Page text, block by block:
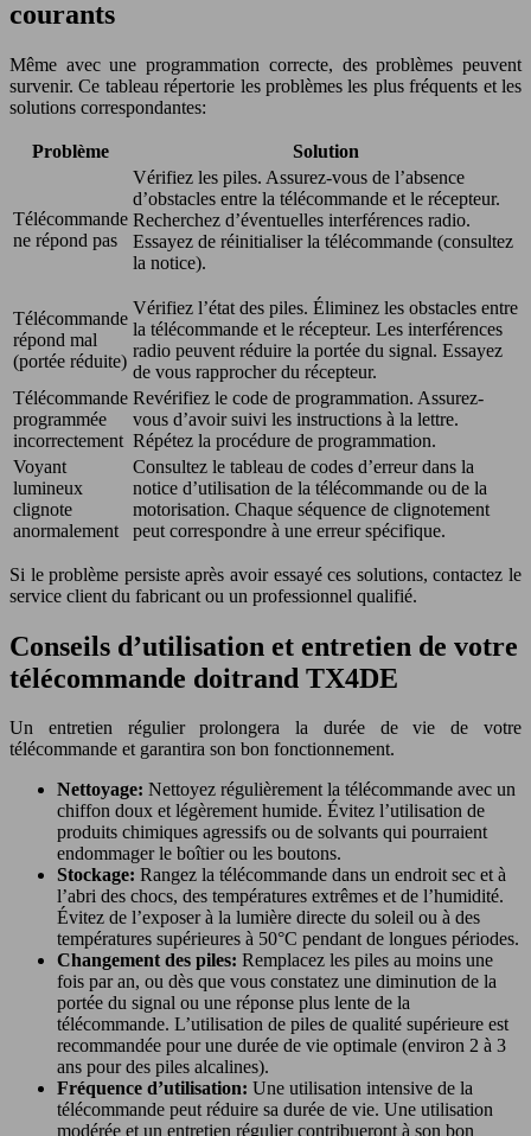
courants
Même avec une programmation correcte, des problèmes peuvent
survenir. Ce tableau répertorie les problèmes les plus fréquents et les
solutions correspondantes:
Problème Solution
Télécommande
ne répond pas
Vérifiez les piles. Assurez-vous de l’absence
d’obstacles entre la télécommande et le récepteur.
Recherchez d’éventuelles interférences radio.
Essayez de réinitialiser la télécommande (consultez
la notice).
Télécommande
répond mal
(portée réduite)
Vérifiez l’état des piles. Éliminez les obstacles entre
la télécommande et le récepteur. Les interférences
radio peuvent réduire la portée du signal. Essayez
de vous rapprocher du récepteur.
Télécommande
programmée
incorrectement
Revérifiez le code de programmation. Assurez-
vous d’avoir suivi les instructions à la lettre.
Répétez la procédure de programmation.
Voyant
lumineux
clignote
anormalement
Consultez le tableau de codes d’erreur dans la
notice d’utilisation de la télécommande ou de la
motorisation. Chaque séquence de clignotement
peut correspondre à une erreur spécifique.
Si le problème persiste après avoir essayé ces solutions, contactez le
service client du fabricant ou un professionnel qualifié.
Conseils d’utilisation et entretien de votre
télécommande doitrand TX4DE
Un entretien régulier prolongera la durée de vie de votre
télécommande et garantira son bon fonctionnement.
Nettoyage: Nettoyez régulièrement la télécommande avec un
chiffon doux et légèrement humide. Évitez l’utilisation de
produits chimiques agressifs ou de solvants qui pourraient
endommager le boîtier ou les boutons.
Stockage: Rangez la télécommande dans un endroit sec et à
l’abri des chocs, des températures extrêmes et de l’humidité.
Évitez de l’exposer à la lumière directe du soleil ou à des
températures supérieures à 50°C pendant de longues périodes.
Changement des piles: Remplacez les piles au moins une
fois par an, ou dès que vous constatez une diminution de la
portée du signal ou une réponse plus lente de la
télécommande. L’utilisation de piles de qualité supérieure est
recommandée pour une durée de vie optimale (environ 2 à 3
ans pour des piles alcalines).
Fréquence d’utilisation: Une utilisation intensive de la
télécommande peut réduire sa durée de vie. Une utilisation
modérée et un entretien régulier contribueront à son bon